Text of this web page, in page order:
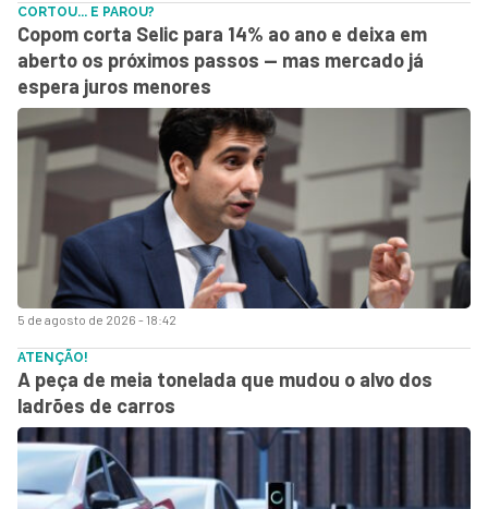
5 de agosto de 2026 - 18:42
CORTOU... E PAROU?
Copom corta Selic para 14% ao ano e deixa em
aberto os próximos passos — mas mercado já
espera juros menores
ATENÇÃO!
A peça de meia tonelada que mudou o alvo dos
ladrões de carros